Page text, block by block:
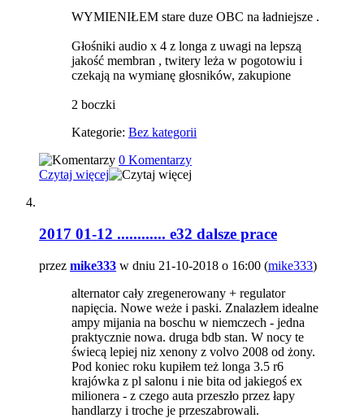
WYMIENIŁEM stare duze OBC na ładniejsze .
Głośniki audio x 4 z longa z uwagi na lepszą
jakość membran , twitery leża w pogotowiu i
czekają na wymianę głosników, zakupione
2 boczki
Kategorie: Bez kategorii
0 Komentarzy
Czytaj więcej
2017 01-12 ............ e32 dalsze prace
przez mike333 w dniu 21-10-2018 o 16:00 (mike333)
alternator cały zregenerowany + regulator
napięcia. Nowe weże i paski. Znalazłem idealne
ampy mijania na boschu w niemczech - jedna
praktycznie nowa. druga bdb stan. W nocy te
świecą lepiej niz xenony z volvo 2008 od żony.
Pod koniec roku kupiłem też longa 3.5 r6
krajówka z pl salonu i nie bita od jakiegoś ex
milionera - z czego auta przeszło przez łapy
handlarzy i troche je przeszabrowali.